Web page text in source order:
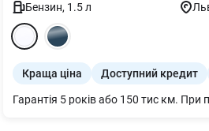
Бензин, 1.5л
Краща ціна Доступний кредит